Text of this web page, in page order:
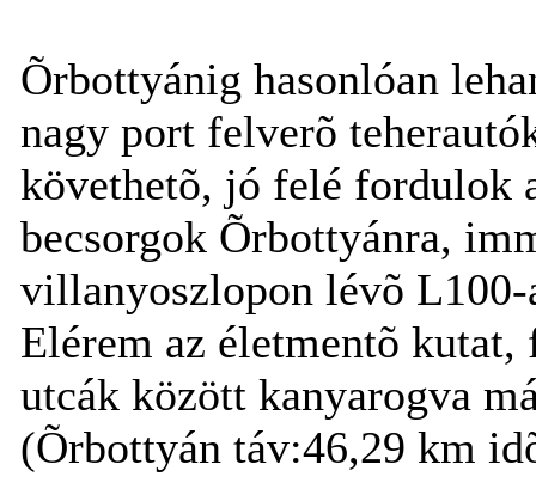
Õrbottyánig hasonlóan
nagy port felverõ
követhetõ, jó felé fordulok
becsorgok Õrbottyánra,
villanyoszlopon lévõ L100-
Elérem az életmentõ
utcák között kanyarogva
(Õrbottyán táv:46,29 km